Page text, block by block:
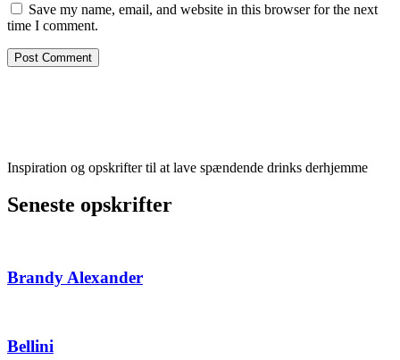
Save my name, email, and website in this browser for the next
time I comment.
Inspiration og opskrifter til at lave spændende drinks derhjemme
Seneste opskrifter
Brandy Alexander
Bellini